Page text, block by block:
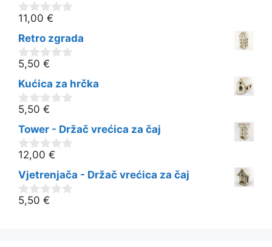
0
d
5
11,00 €
Retro zgrada
0
d
5
5,50 €
Kućica za hrčka
0
d
5
5,50 €
Tower - Držač vrećica za čaj
0
d
5
12,00 €
Vjetrenjača - Držač vrećica za čaj
0
5,50 €